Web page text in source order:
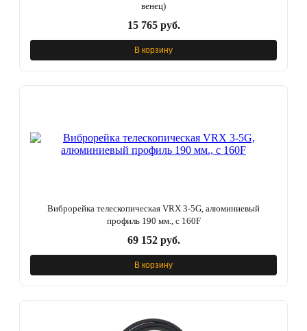
венец)
15 765 руб.
В корзину
Виброрейка телескопическая VRX 3-5G, алюминиевый
профиль 190 мм., с 160F
69 152 руб.
В корзину